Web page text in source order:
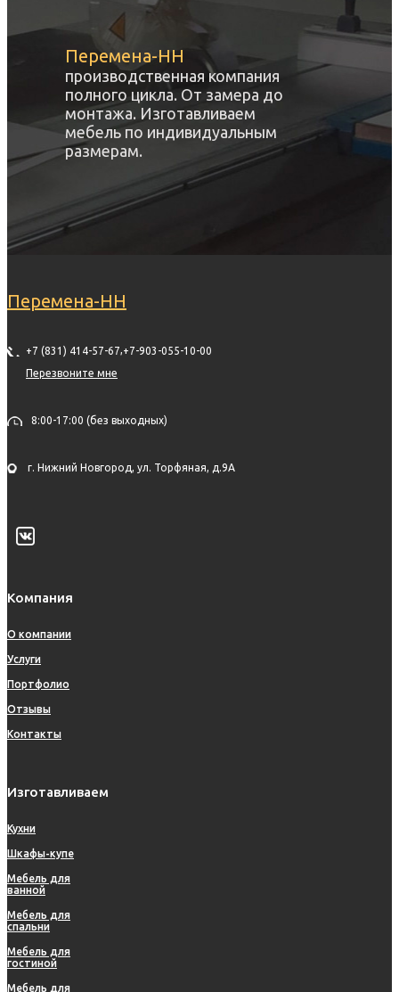
Перемена-НН
производственная компания
полного цикла. От замера до
монтажа. Изготавливаем
мебель по индивидуальным
размерам.
Перемена-НН
+7 (831) 414-57-67,+7-903-055-10-00
Перезвоните мне
8:00-17:00 (без выходных)
г. Нижний Новгород, ул. Торфяная, д.9А
Компания
О компании
Услуги
Портфолио
Отзывы
Контакты
Изготавливаем
Кухни
Шкафы-купе
Мебель для
ванной
Мебель для
спальни
Мебель для
гостиной
Мебель для